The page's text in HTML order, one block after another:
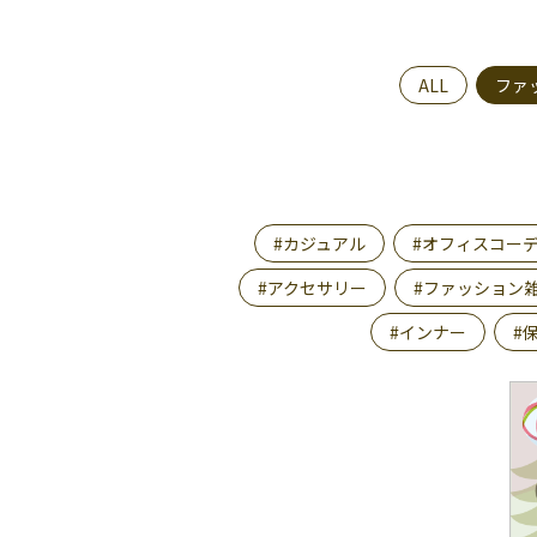
ALL ファ
#カジュアル #オフィスコー
#アクセサリー
#ファッション
#インナー
#